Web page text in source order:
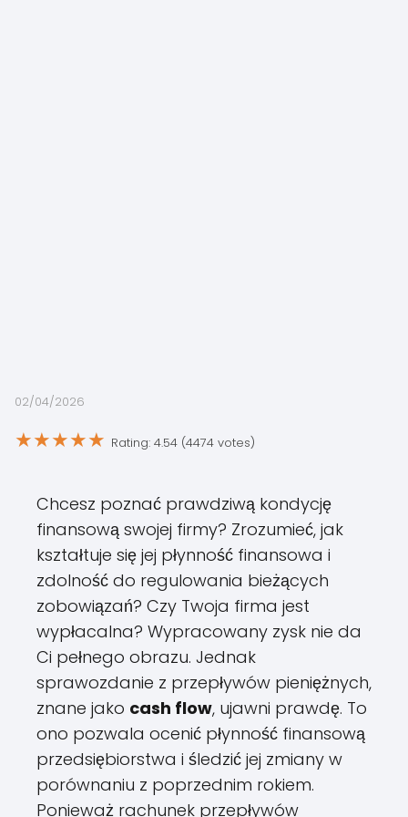
02/04/2026
★★★★★ Rating: 4.54 (4474 votes)
Chcesz poznać prawdziwą kondycję
finansową swojej firmy? Zrozumieć, jak
kształtuje się jej płynność finansowa i
zdolność do regulowania bieżących
zobowiązań? Czy Twoja firma jest
wypłacalna? Wypracowany zysk nie da
Ci pełnego obrazu. Jednak
sprawozdanie z przepływów pieniężnych,
znane jako cash flow, ujawni prawdę. To
ono pozwala ocenić płynność finansową
przedsiębiorstwa i śledzić jej zmiany w
porównaniu z poprzednim rokiem.
Ponieważ rachunek przepływów